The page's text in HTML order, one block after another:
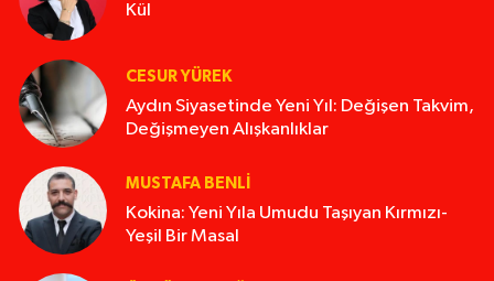
Kül
CESUR YÜREK
Aydın Siyasetinde Yeni Yıl: Değişen Takvim,
Değişmeyen Alışkanlıklar
MUSTAFA BENLI
Kokina: Yeni Yıla Umudu Taşıyan Kırmızı-
Yeşil Bir Masal